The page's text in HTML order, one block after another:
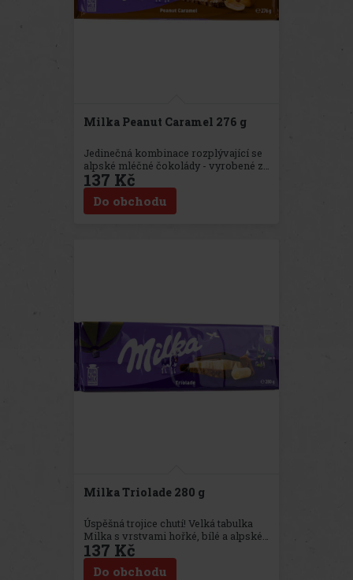
Milka Peanut Caramel 276 g
Jedinečná kombinace rozplývající se
alpské mléčné čokolády - vyrobené ze
100% alpského mléka - a náplně z
nasekaných arašídů a rýžového
krému, pražených půlek arašídů a
tekutého karamelu.
137 Kč
Do obchodu
Milka Triolade 280 g
Úspěšná trojice chutí! Velká tabulka
Milka s vrstvami hořké, bílé a alpské
mléčné čokolády. Zcela nový chuťový
zážitek pro milovníky čokolády Milka.
137 Kč
Do obchodu